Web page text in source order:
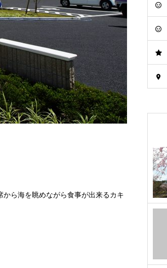
ら海を眺めながら食事が出来るカキ